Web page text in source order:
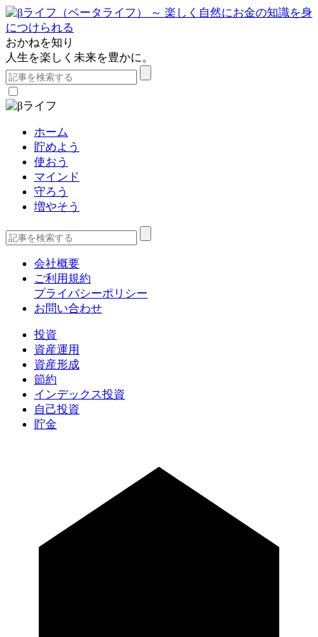
おかねを知り
人生を楽しく未来を豊かに。
ホーム
貯めよう
使おう
マインド
守ろう
増やそう
会社概要
ご利用規約
プライバシーポリシー
お問い合わせ
投資
資産運用
資産形成
節約
インデックス投資
自己投資
貯金